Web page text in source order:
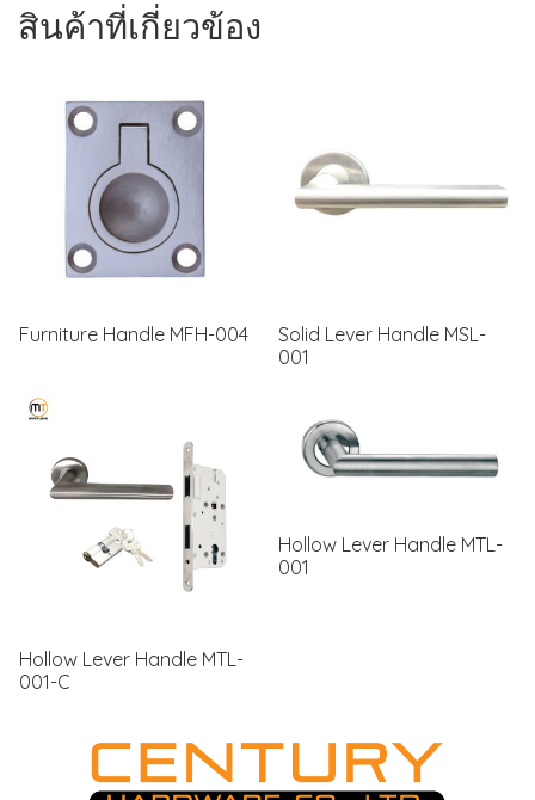
สินค้าที่เกี่ยวข้อง
Furniture Handle MFH-004
Solid Lever Handle MSL-
001
Hollow Lever Handle MTL-
001-C
Hollow Lever Handle MTL-
001